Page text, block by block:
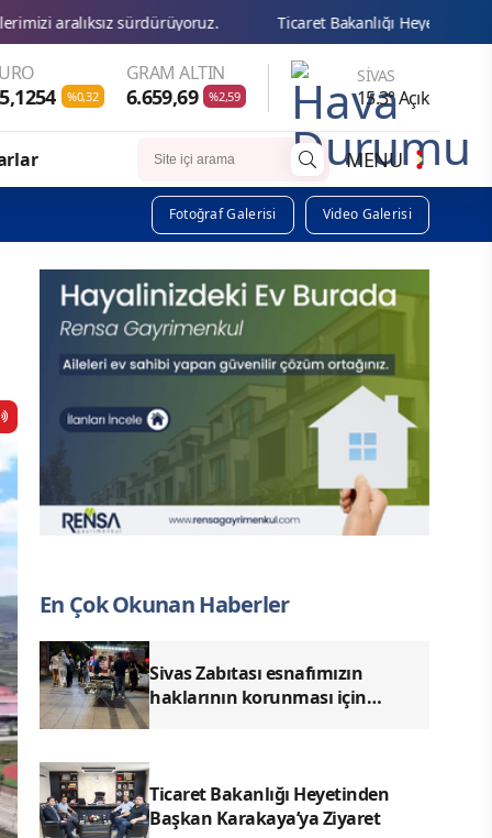
Ticaret Bakanlığı Heyetinden Başkan Karakaya’ya
%0,32
GRAM ALTIN
6.659,69 %2,59
SIVAS
15.3° Açık
MENU
Fotoğraf Galerisi Video Galerisi
En Çok Okunan Haberler
Sivas Zabıtası esnafımızın
haklarının korunması için
Ticaret Bakanlığı Heyetinden
Başkan Karakaya’ya Ziyaret